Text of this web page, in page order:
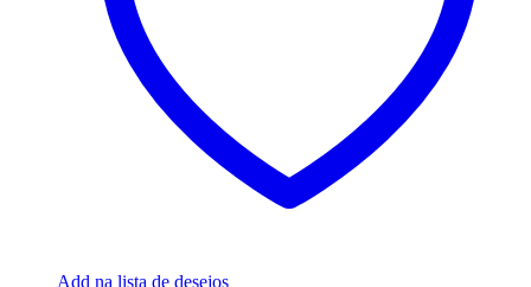
Add na lista de desejos